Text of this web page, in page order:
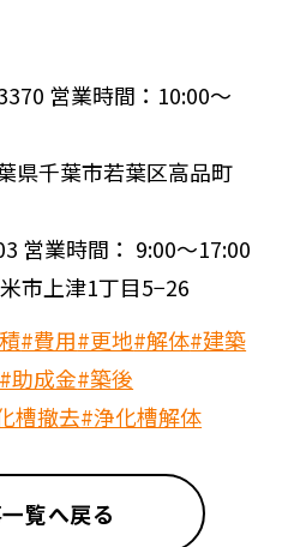
営業時間：10:00～
千葉市若葉区高品町
業時間： 9:00～17:00
市上津1丁目5−26
#費用#更地#解体#建築
#助成金#築後
槽撤去#浄化槽解体
覧へ戻る